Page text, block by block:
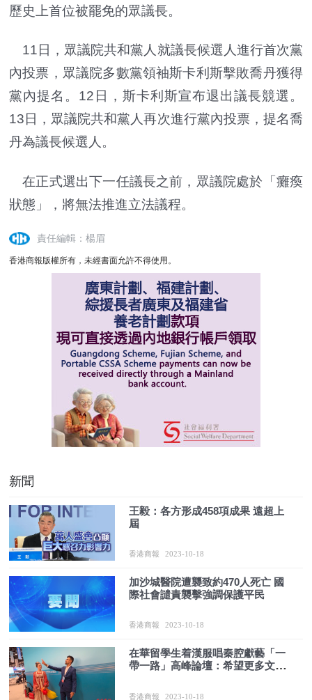
歷史上首位被罷免的眾議長。
11日，眾議院共和黨人就議長候選人進行首次黨
內投票，眾議院多數黨領袖斯卡利斯擊敗喬丹獲得
黨內提名。12日，斯卡利斯宣布退出議長競選。
13日，眾議院共和黨人再次進行黨內投票，提名喬
丹為議長候選人。
在正式選出下一任議長之前，眾議院處於「癱瘓
狀態」，將無法推進立法議程。
責任編輯：楊眉
香港商報版權所有，未經書面允許不得使用。
新聞
王毅：各方形成458項成果 遠超上
屆
香港商報 2023-10-18
加沙城醫院遭襲致約470人死亡 國
際社會譴責襲擊強調保護平民
香港商報 2023-10-18
在華留學生着漢服唱秦腔獻藝「一
帶一路」高峰論壇：希望更多文化
香港商報 2023-10-18